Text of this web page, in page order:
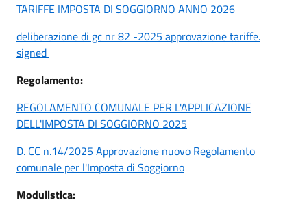
TARIFFE IMPOSTA DI SOGGIORNO ANNO 2026
deliberazione di gc nr 82 -2025 approvazione tariffe.
signed
Regolamento:
REGOLAMENTO COMUNALE PER L'APPLICAZIONE
DELL'IMPOSTA DI SOGGIORNO 2025
D. CC n.14/2025 Approvazione nuovo Regolamento
comunale per l'Imposta di Soggiorno
Modulistica: